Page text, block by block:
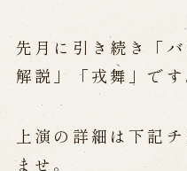
Performance
Current
Upcoming
先月に引き続き「
解説」「戎舞」です
上演の詳細は下記
ませ。